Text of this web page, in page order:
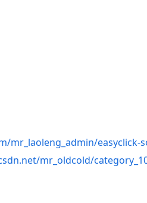
mr_laoleng_admin/easyclick-
mr_oldcold/